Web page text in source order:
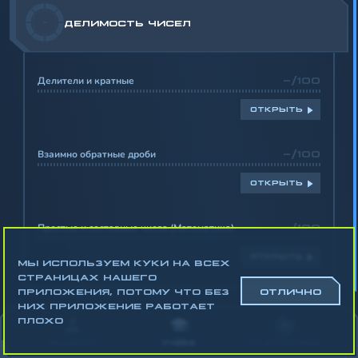
ДЕЛИМОСТЬ ЧИСЕЛ
Делители и кратные -/100
ОТКРЫТЬ
Взаимно обратные дроби -/100
ОТКРЫТЬ
Простые и составные числа (Математика) -/100
Математика
Геометрия
МЫ ИСПОЛЬЗУЕМ КУКИ НА ВСЕХ
СТРАНИЦАХ НАШЕГО
ПРИЛОЖЕНИЯ, ПОТОМУ ЧТО БЕЗ
НИХ ПРИЛОЖЕНИЕ РАБОТАЕТ
ПЛОХО
ОТЛИЧНО